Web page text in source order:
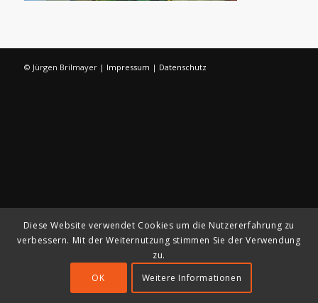
© Jürgen Brilmayer | Impressum | Datenschutz
Diese Website verwendet Cookies um die Nutzererfahrung zu
verbessern. Mit der Weiternutzung stimmen Sie der Verwendung
zu.
OK
Weitere Informationen